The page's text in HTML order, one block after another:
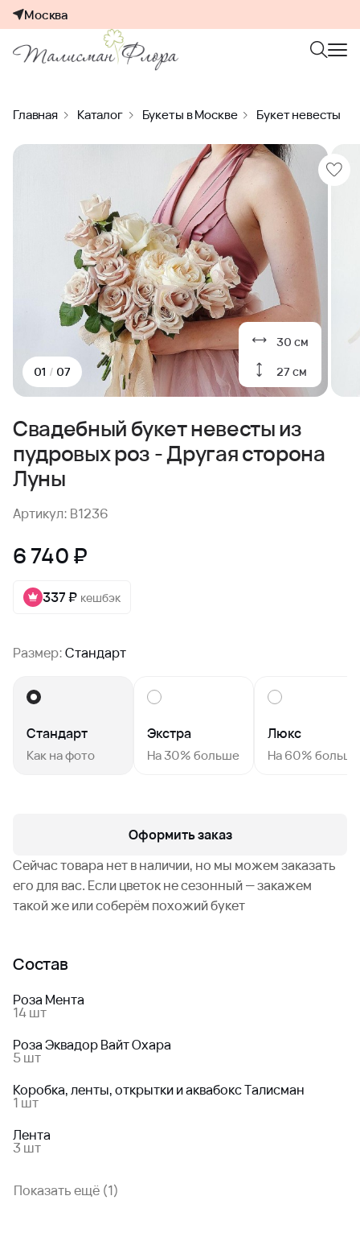
Москва
Главная Каталог Букеты в Москве Букет невесты
30 см
27 см
01 / 07
Свадебный букет невесты из
пудровых роз - Другая сторона
Луны
Артикул: B1236
6 740 ₽
337 ₽ кешбэк
Размер:Стандарт
Стандарт
Как на фото
Экстра
На 30% больше
Люкс
На 60% больше
Оформить заказ
Сейчас товара нет в наличии, но мы можем заказать
его для вас. Если цветок не сезонный — закажем
такой же или соберём похожий букет
Состав
Роза Мента
14 шт
Роза Эквадор Вайт Охара
5 шт
Коробка, ленты, открытки и аквабокс Талисман
1 шт
Лента
3 шт
Показать ещё (1)